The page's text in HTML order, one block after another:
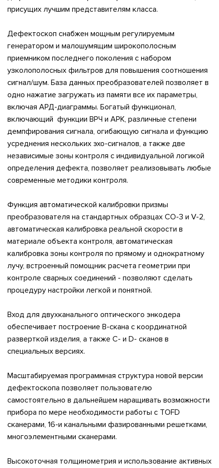
присущих лучшим представителям класса.
Дефектоскоп снабжен мощным регулируемым
генератором и малошумящим широкополосным
приемником последнего поколения с набором
узколополосных фильтров для повышения соотношения
сигнал/шум. База данных преобразователей позволяет в
одно нажатие загружать из памяти все их параметры,
включая АРД-диаграммы. Богатый функционал,
включающий функции ВРЧ и АРК, различные степени
демпфирования сигнала, огибающую сигнала и функцию
усреднения нескольких эхо-сигналов, а также две
независимые зоны контроля с индивидуальной логикой
определения дефекта, позволяет реализовывать любые
современные методики контроля.
Функция автоматической калибровки призмы
преобразователя на стандартных образцах СО-3 и V-2,
автоматическая калибровка реальной скорости в
материале объекта контроля, автоматическая
калибровка зоны контроля по прямому и однократному
лучу, встроенный помощник расчета геометрии при
контроле сварных соединений - позволяют сделать
процедуру настройки легкой и понятной.
Вход для двухканального оптического энкодера
обеспечивает построение B-скана c координатной
разверткой изделия, а также С- и D- сканов в
специальных версиях.
Масштабируемая программная структура новой версии
дефектоскопа позволяет пользователю
самостоятельно в дальнейшем наращивать возможности
прибора по мере необходимости работы с TOFD
сканерами, 16-и канальными фазированными решетками,
многоэлементными сканерами.
Высокоточная толщинометрия и использование активных